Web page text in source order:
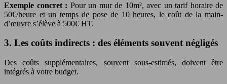
Exemple concret : Pour un mur de 10m², avec un tarif horaire de
50€/heure et un temps de pose de 10 heures, le coût de la main-
d’œuvre s’élève à 500€ HT.
3. Les coûts indirects : des éléments souvent négligés
Des coûts supplémentaires, souvent sous-estimés, doivent être
intégrés à votre budget.